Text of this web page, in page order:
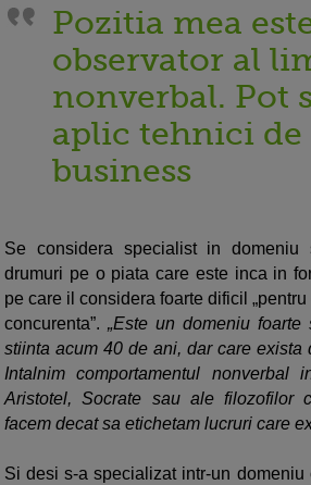
Pozitia mea
observator al
nonverbal. Pot
aplic tehnici de
business
Se considera specialist in domeniu
drumuri pe o piata care este inca in
pe care il considera foarte dificil
concurenta”. „Este un domeniu
stiinta acum 40 de ani, dar care exista
Intalnim comportamentul nonverbal
Aristotel, Socrate sau ale filozofilor
facem decat sa etichetam lucruri care
Si desi s-a specializat intr-un domeniu